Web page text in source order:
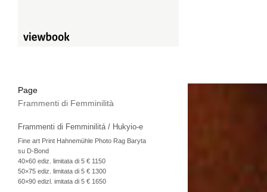
Page
Frammenti di Femminilità
Frammenti di Femminilitá / Hukyio-e
Fine art Print Hahnemühle Photo Rag Baryta
su D-Bond
40×60 ediz. limitata di 5 € 1150
50×75 ediz. limitata di 5 € 1300
60×90 edizl. imitata di 5 € 1650